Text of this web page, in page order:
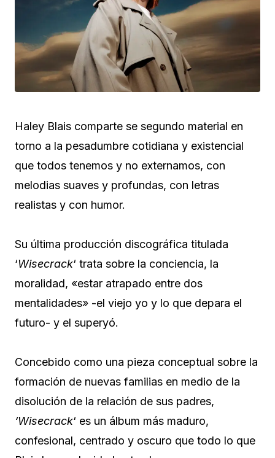
Haley Blais comparte se segundo material en
torno a la pesadumbre cotidiana y existencial
que todos tenemos y no externamos, con
melodias suaves y profundas, con letras
realistas y con humor.
Su última producción discográfica titulada
‘Wisecrack‘ trata sobre la conciencia, la
moralidad, «estar atrapado entre dos
mentalidades» -el viejo yo y lo que depara el
futuro- y el superyó.
Concebido como una pieza conceptual sobre la
formación de nuevas familias en medio de la
disolución de la relación de sus padres,
‘Wisecrack‘ es un álbum más maduro,
confesional, centrado y oscuro que todo lo que